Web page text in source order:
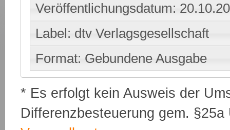
Veröffentlichungsdatum:
Label: dtv Verlagsgesellschaft
Format: Gebundene Ausgabe
* Es erfolgt kein Ausweis der
Differenzbesteuerung gem.